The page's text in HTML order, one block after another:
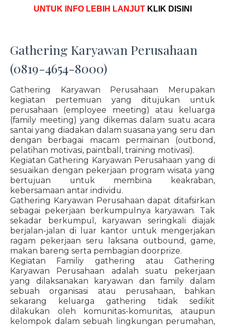
UNTUK INFO LEBIH LANJUT KLIK DISINI
Gathering Karyawan Perusahaan
(0819-4654-8000)
Gathering Karyawan Perusahaan Merupakan
kegiatan pertemuan yang ditujukan untuk
perusahaan (employee meeting) atau keluarga
(family meeting) yang dikemas dalam suatu acara
santai yang diadakan dalam suasana yang seru dan
dengan berbagai macam permainan (outbond,
pelatihan motivasi, paintball, training motivasi).
Kegiatan Gathering Karyawan Perusahaan yang di
sesuaikan dengan pekerjaan program wisata yang
bertujuan untuk membina keakraban,
kebersamaan antar individu.
Gathering Karyawan Perusahaan dapat ditafsirkan
sebagai pekerjaan berkumpulnya karyawan. Tak
sekadar berkumpul, karyawan seringkali diajak
berjalan-jalan di luar kantor untuk mengerjakan
ragam pekerjaan seru laksana outbound, game,
makan bareng serta pembagian doorprize.
Kegiatan Familiy gathering atau Gathering
Karyawan Perusahaan adalah suatu pekerjaan
yang dilaksanakan karyawan dan family dalam
sebuah organisasi atau perusahaan, bahkan
sekarang keluarga gathering tidak sedikit
dilakukan oleh komunitas-komunitas, ataupun
kelompok dalam sebuah lingkungan perumahan,